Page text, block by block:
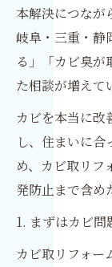
本解決につなが
岐阜・三重・静
る」「カビ臭が
た相談が増えて
カビを本当に改
し、住まいに
め、カビ取リフ
発防止まで含め
1. まずはカビ問
カビ取リフォー